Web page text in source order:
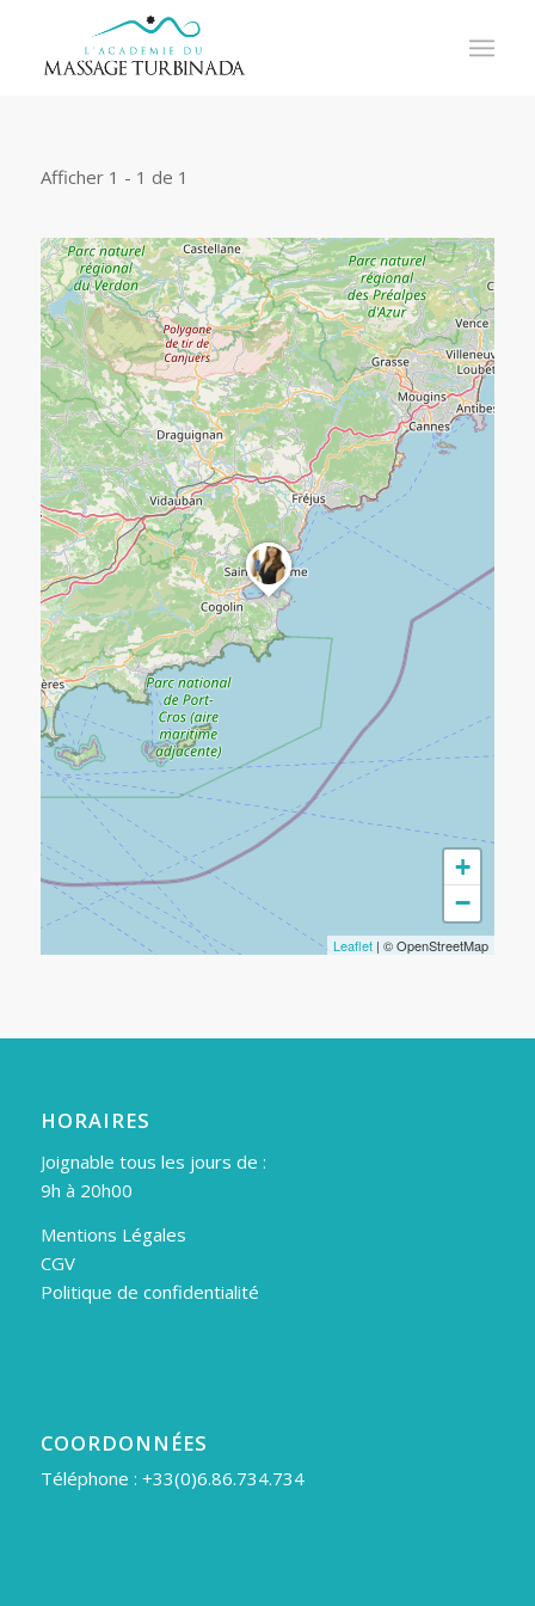
Afficher 1 - 1 de 1
+
−
Leaflet | © OpenStreetMap
HORAIRES
Joignable tous les jours de :
9h à 20h00
Mentions Légales
CGV
Politique de confidentialité
COORDONNÉES
Téléphone : +33(0)6.86.734.734